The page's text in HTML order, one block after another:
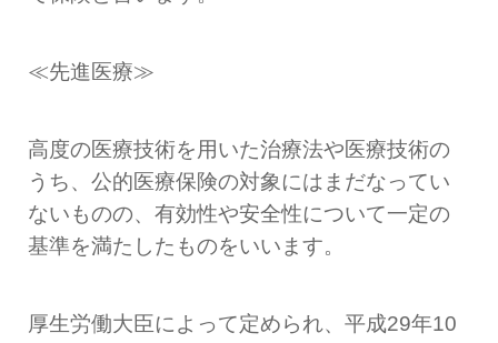
≪先進医療≫
高度の医療技術を用いた治療法や医療技術の
うち、公的医療保険の対象にはまだなってい
ないものの、有効性や安全性について一定の
基準を満たしたものをいいます。
厚生労働大臣によって定められ、平成29年10